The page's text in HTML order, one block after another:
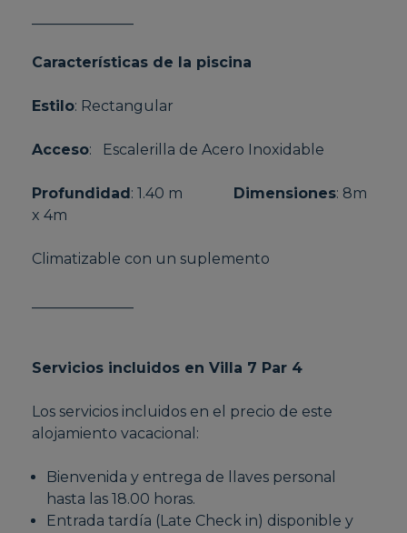
Características de la piscina
Estilo: Rectangular
Acceso: Escalerilla de Acero Inoxidable
Profundidad : 1.40 m Dimensiones: 8m
x 4m
Climatizable con un suplemento
Servicios incluidos en Villa 7 Par 4
Los servicios incluidos en el precio de este
alojamiento vacacional:
Bienvenida y entrega de llaves personal
hasta las 18.00 horas.
Entrada tardía (Late Check in) disponible y